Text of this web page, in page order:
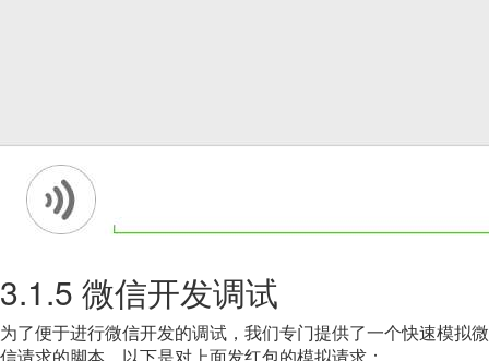
3.1.5 微信开发调试
为了便于进行微信开发的调试，我们专门提供了一个快速模拟微